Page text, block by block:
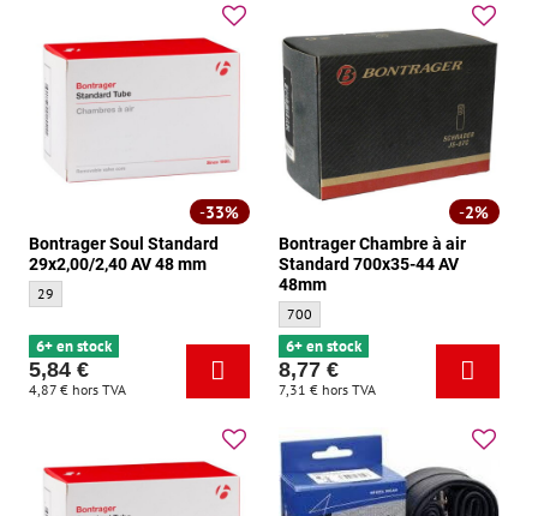
33%
Bontrager Soul Standard
29x2,00/2,40 AV 48 mm
Bontrager Soul Standard 29x2,00/2,40 AV 48 mm - Taille:
29
6+ en stock
5,84 €
4,87 € hors TVA
2%
Bontrager Chambre à air
Standard 700x35-44 AV
48mm
Bontrager Chambre à air Standard
700
6+ en stock
8,77 €
7,31 € hors TVA